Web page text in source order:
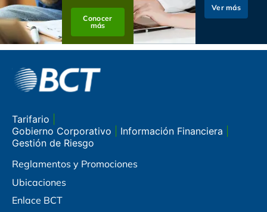
Conocer
más
Ver más
Tarifario
Gobierno Corporativo
Información Financiera
Gestión de Riesgo
Reglamentos y Promociones
Ubicaciones
Enlace BCT